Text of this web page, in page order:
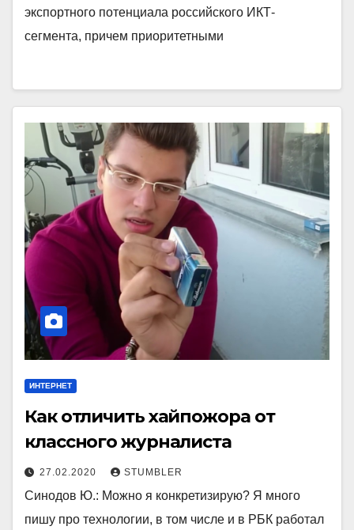
экспортного потенциала российского ИКТ-
сегмента, причем приоритетными
ИНТЕРНЕТ
Как отличить хайпожора от
классного журналиста
27.02.2020 STUMBLER
Синодов Ю.: Можно я конкретизирую? Я много
пишу про технологии, в том числе и в РБК работал